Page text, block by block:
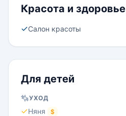
Красота и здоровье
Салон красоты
Для детей
УХОД
Няня $